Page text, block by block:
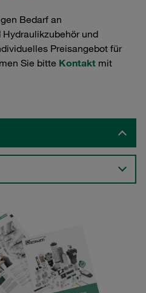
Bedarf an
und
Preisangebot für
Sie bitte Kontakt mit